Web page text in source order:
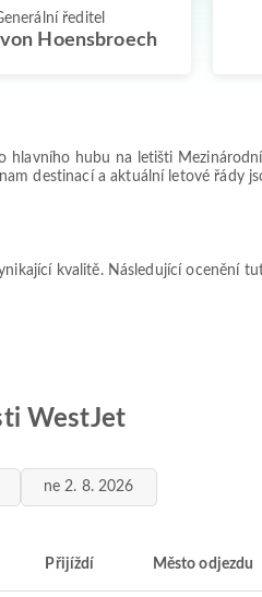
ředitel
Hoensbroech
hubu na letišti
destinací a aktuální letové řády
kvalitě. Následující ocenění
WestJet
ne 2. 8. 2026
Přijíždí Město odjezdu